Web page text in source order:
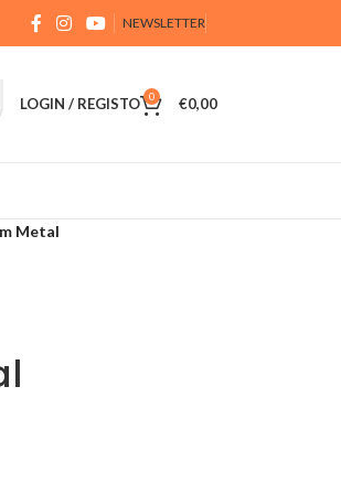
NEWSLETTER
LOGIN / REGISTO 0 €0,00
Metal